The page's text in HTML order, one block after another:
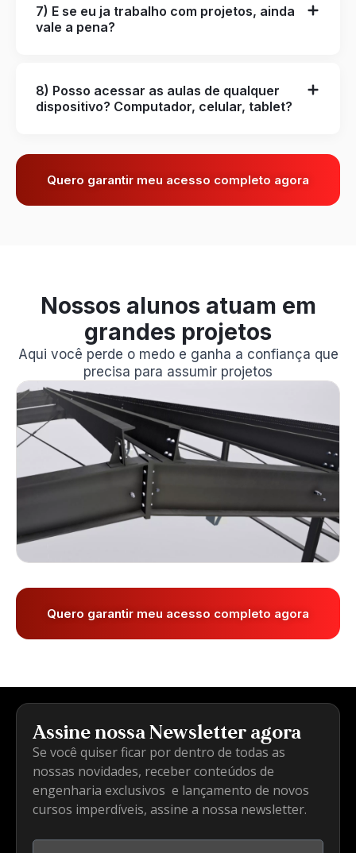
7) E se eu ja trabalho com projetos, ainda
vale a pena?
8) Posso acessar as aulas de qualquer
dispositivo? Computador, celular, tablet?
Quero garantir meu acesso completo agora
Nossos alunos atuam em
grandes projetos
Aqui você perde o medo e ganha a confiança que
precisa para assumir projetos
Quero garantir meu acesso completo agora
Assine nossa Newsletter agora
Se você quiser ficar por dentro de todas as
nossas novidades, receber conteúdos de
engenharia exclusivos e lançamento de novos
cursos imperdíveis, assine a nossa newsletter.